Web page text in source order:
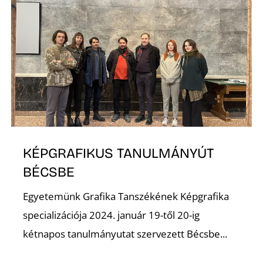
KÉPGRAFIKUS TANULMÁNYÚT
BÉCSBE
Egyetemünk Grafika Tanszékének Képgrafika
specializációja 2024. január 19-től 20-ig
kétnapos tanulmányutat szervezett Bécsbe...